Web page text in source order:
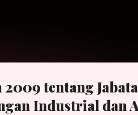
tentang
Industrial dan